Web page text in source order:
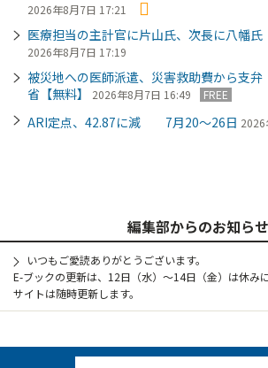
2026年8月7日 17:21
医療担当の主計官に片山氏、次長に八
2026年8月7日 17:19
被災地への医師派遣、災害救助費から
省【無料】
2026年8月7日 16:49 FREE
ARI定点、42.87に減 7月20～26日
編集部からのお知らせ
いつもご愛読ありがとうございます。
E-ブックの更新は、12日（水）～14日（金）は休み
サイトは随時更新します。